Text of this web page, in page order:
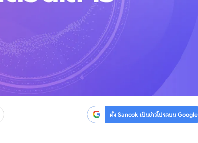
ตั้ง Sanook เป็นข่าวโปรดบน Google